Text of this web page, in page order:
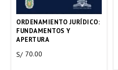
ORDENAMIENTO JURÍDICO:
FUNDAMENTOS Y
APERTURA
S/ 70.00